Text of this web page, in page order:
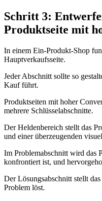
Schritt 3:
Produktseite mit
In einem Ein-Produkt-Shop
Hauptverkaufsseite.
Jeder Abschnitt sollte so
Kauf führt.
Produktseiten mit hoher
mehrere Schlüsselabschnitte.
Der Heldenbereich stellt das
und einer überzeugenden
Im Problemabschnitt wird das
konfrontiert ist, und
Der Lösungsabschnitt stellt
Problem löst.